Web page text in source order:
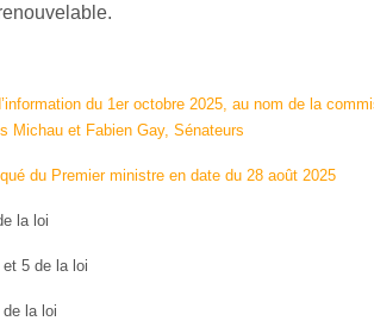
du 1er octobre 2025, au nom de la
Michau et Fabien Gay, Sénateurs
du Premier ministre en date du 28 août 2025
la loi
5 de la loi
la loi